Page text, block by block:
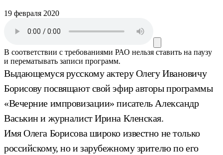
19 февраля 2020
В соответствии с требованиями РАО нельзя ставить на паузу
и перематывать записи программ.
Выдающемуся русскому актеру Олегу Ивановичу
Борисову посвящают свой эфир авторы программы
«Вечерние импровизации» писатель Александр
Васькин и журналист Ирина Кленская.
Имя Олега Борисова широко известно не только
российскому, но и зарубежному зрителю по его